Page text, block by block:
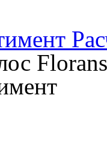
Florans